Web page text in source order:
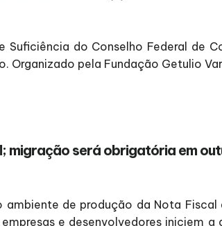
do Conselho Federal de
pela Fundação Getulio
migração será obrigatória em
de produção da Nota
e desenvolvedores iniciem